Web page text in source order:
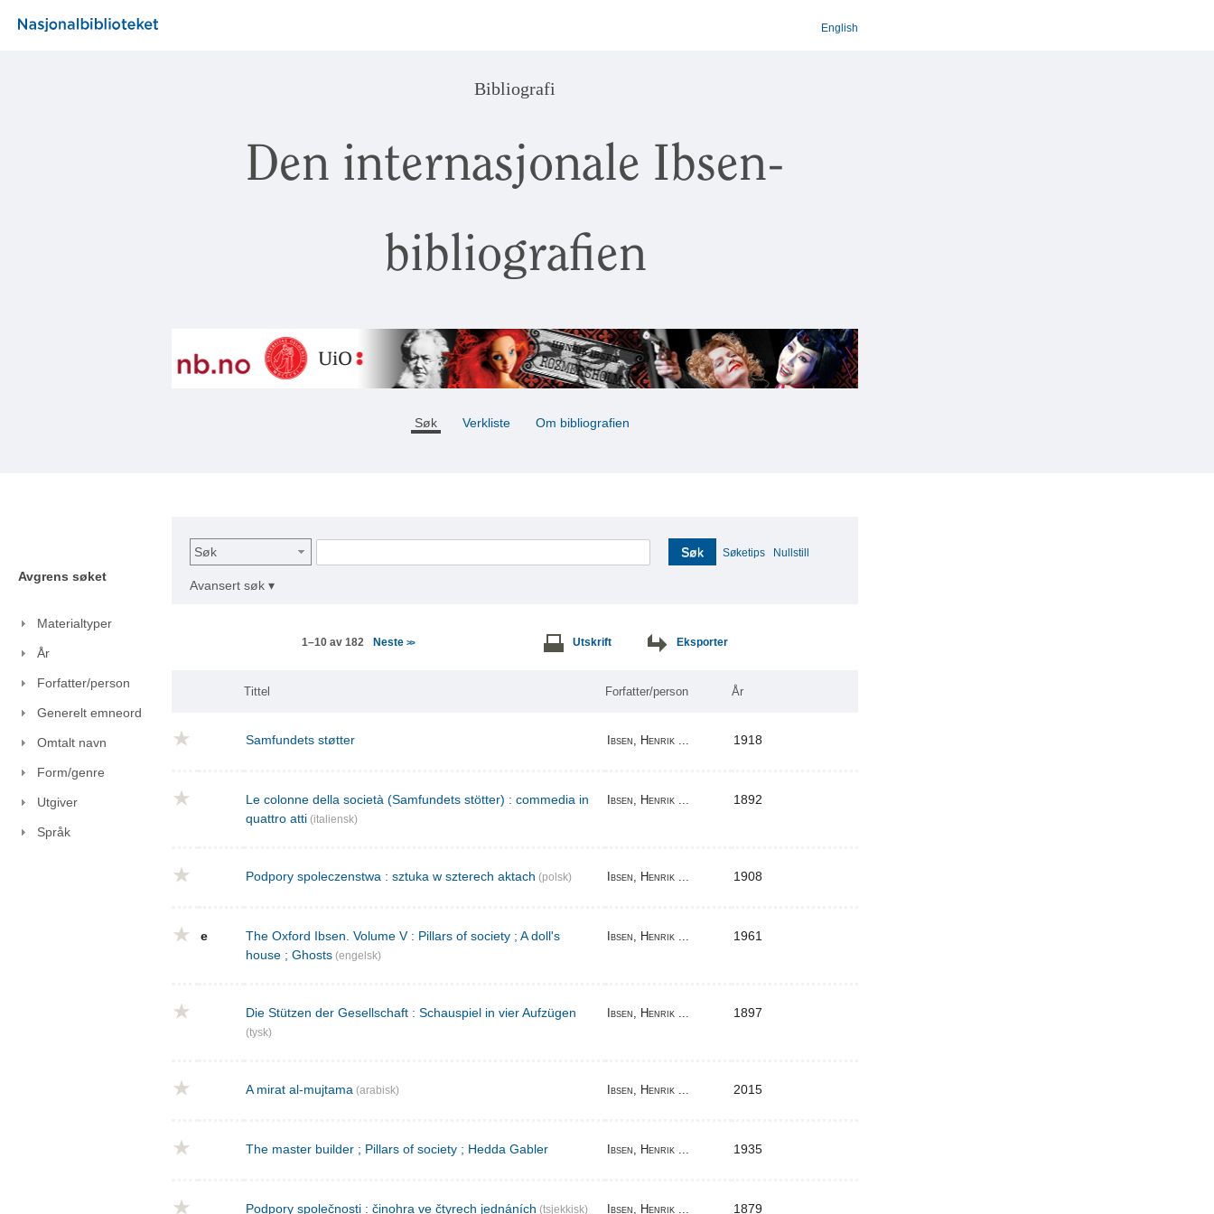
English
Bibliografi
Den internasjonale Ibsen-
bibliografien
Søk Verkliste Om bibliografien
Avgrens søket
Materialtyper
År
Forfatter/person
Generelt emneord
Omtalt navn
Form/genre
Utgiver
Språk
Søk Søk Søketips Nullstill
Avansert søk ▾
1–10 av 182 Neste >> Utskrift Eksporter
Tittel Forfatter/person År
Samfundets støtter Ibsen, Henrik ... 1918
Le colonne della società (Samfundets stötter) : commedia in
quattro atti (italiensk)
Ibsen, Henrik ... 1892
Podpory spoleczenstwa : sztuka w szterech aktach (polsk) Ibsen, Henrik ... 1908
e
The Oxford Ibsen. Volume V : Pillars of society ; A doll's
house ; Ghosts (engelsk)
Ibsen, Henrik ... 1961
Die Stützen der Gesellschaft : Schauspiel in vier Aufzügen
(tysk)
Ibsen, Henrik ... 1897
A mirat al-mujtama (arabisk) Ibsen, Henrik ... 2015
The master builder ; Pillars of society ; Hedda Gabler Ibsen, Henrik ... 1935
Podpory společnosti : činohra ve čtyrech jednáních (tsjekkisk) Ibsen, Henrik ... 1879